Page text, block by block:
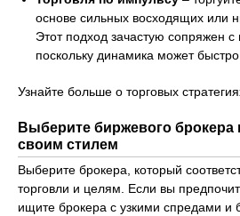
основе сильных восходящих или
Этот подход зачастую сопряжен с
поскольку динамика может быстро
Узнайте больше о торговых
Выберите биржевого брокера
своим стилем
Выберите брокера, который
торговли и целям. Если вы
ищите брокера с узкими спредами и